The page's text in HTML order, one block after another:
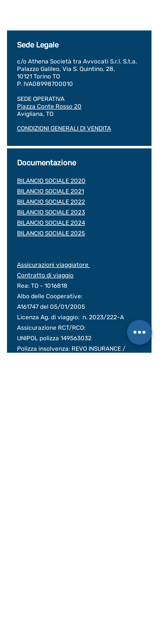
Sede Legale
c/o Athena Società tra Avvocati S.r.l. S.t.a.
Palazzo Galileo, Via S. Quintino, 28,
10121 Torino TO
P. IVA08998700010
SEDE OPERATIVA
Piazza Conte Rosso 20
Avigliana, TO
CONDIZIONI GENERALI DI VENDITA
Documentazione
BILANCIO SOCIALE 2020
BILANCIO SOCIALE 2021
BILANCIO SOCIALE 2022
BILANCIO SOCIALE 2023
BILANCIO SOCIALE 2024
BILANCIO SOCIALE 2025
Assicurazioni viaggiatore
Contratto di viaggio
Rea: TO - 1016818
Albo delle Cooperative:
A161747 del 05/01/2005
Licenza Ag. di viaggio: n. 2023/222-A
Assicurazione RCT/RCO:
UNIPOL polizza 149563032
Polizza insolvenza: REVO INSURANCE /